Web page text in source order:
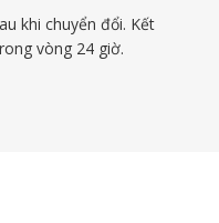
khi chuyển đổi. Kết
vòng 24 giờ.